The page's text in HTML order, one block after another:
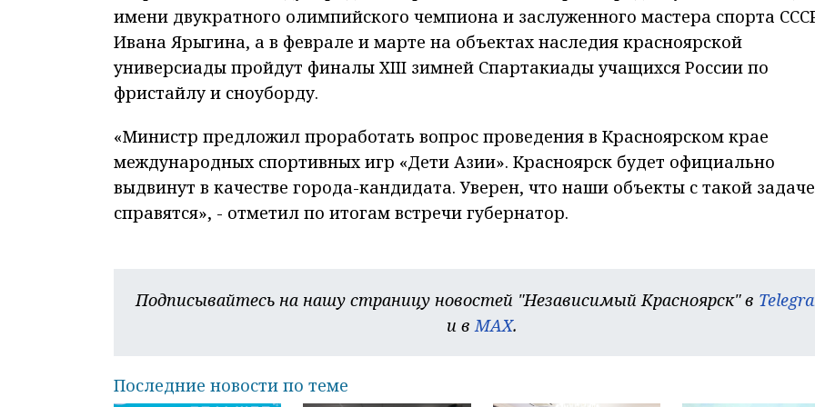
имени двукратного олимпийского чемпиона и заслуженного мастера спорта
Ивана Ярыгина, а в феврале и марте на объектах наследия красноярской
универсиады пройдут финалы XIII зимней Спартакиады учащихся России по
фристайлу и сноуборду.
«Министр предложил проработать вопрос проведения в Красноярском крае
международных спортивных игр «Дети Азии». Красноярск будет официально
выдвинут в качестве города-кандидата. Уверен, что наши объекты с такой
справятся», - отметил по итогам встречи губернатор.
Подписывайтесь на нашу страницу новостей "Независимый Красноярск" в
и в MAX.
Последние новости по теме